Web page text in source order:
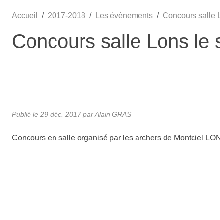
Accueil 2017-2018 Les évènements Concours salle
Concours salle Lons le
Publié le 29 déc. 2017 par Alain GRAS
Concours en salle organisé par les archers de Montciel